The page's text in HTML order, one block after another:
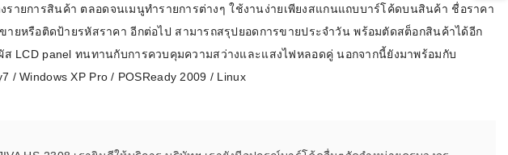
รายการสินค้า ตลอดจนเมนูทำรายการต่างๆ ใช้งานง่ายเพียงสแกนแถบบาร์โค้ดบนสินค้า ชื่อราคา
ยหรือติดป้ายรหัสราคา อีกต่อไป สามารถสรุปยอดการขายประจำวัน พร้อมตัดสต็อกสินค้าได้อีก
LCD panel ทนทานกับการควบคุมความสว่างและแสงไฟหลอดคู่ นอกจากนี้ยังมาพร้อมกับ
/ Windows XP Pro / POSReady 2009 / Linux